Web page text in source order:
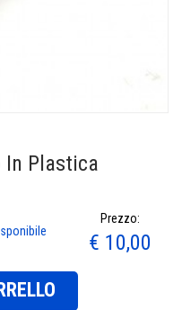
In Plastica
Prezzo:
€ 10,00